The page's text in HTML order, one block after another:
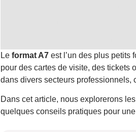
Le format A7 est l’un des plus petits
pour des cartes de visite, des tickets
dans divers secteurs professionnels,
Dans cet article, nous explorerons
quelques conseils pratiques pour